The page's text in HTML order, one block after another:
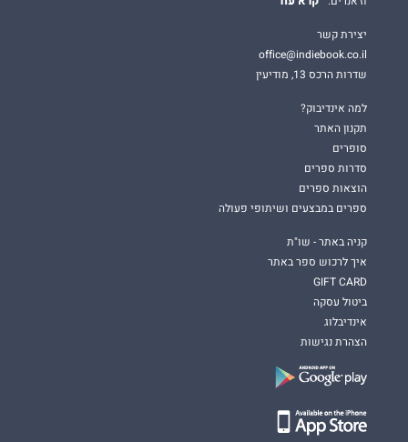
יצירת קשר
office@indiebook.co.il
שדרות הרכס 13, מודיעין
למה אינדיבוק?
תקנון האתר
סופרים
סדרות ספרים
הוצאות ספרים
ספרים במבצעים ושיתופי פעולה
קניה באתר - שו"ת
איך לרכוש ספר באתר
GIFT CARD
ביטול עסקה
אינדיבלוג
הצהרת נגישות